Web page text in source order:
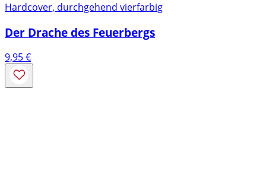
Hardcover, durchgehend vierfarbig
Der Drache des Feuerbergs
9,95€